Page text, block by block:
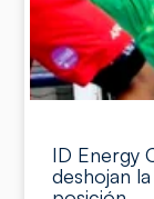
ID Energy
deshojan